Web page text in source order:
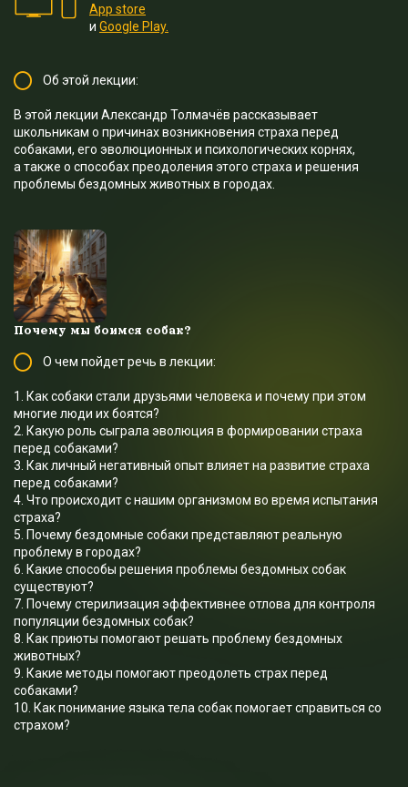
App store
и Google Play.
Об этой лекции:
В этой лекции Александр Толмачёв рассказывает
школьникам о причинах возникновения страха перед
собаками, его эволюционных и психологических корнях,
а также о способах преодоления этого страха и решения
проблемы бездомных животных в городах.
Почему мы боимся собак?
О чем пойдет речь в лекции:
1. Как собаки стали друзьями человека и почему при этом
многие люди их боятся?
2. Какую роль сыграла эволюция в формировании страха
перед собаками?
3. Как личный негативный опыт влияет на развитие страха
перед собаками?
4. Что происходит с нашим организмом во время испытания
страха?
5. Почему бездомные собаки представляют реальную
проблему в городах?
6. Какие способы решения проблемы бездомных собак
существуют?
7. Почему стерилизация эффективнее отлова для контроля
популяции бездомных собак?
8. Как приюты помогают решать проблему бездомных
животных?
9. Какие методы помогают преодолеть страх перед
собаками?
10. Как понимание языка тела собак помогает справиться со
страхом?